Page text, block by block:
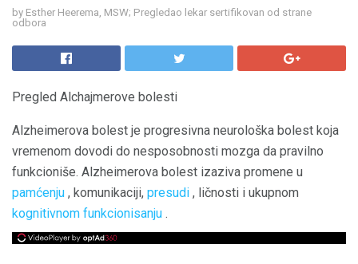
by Esther Heerema, MSW; Pregledao lekar sertifikovan od strane
odbora
Pregled Alchajmerove bolesti
Alzheimerova bolest je progresivna neurološka bolest koja
vremenom dovodi do nesposobnosti mozga da pravilno
funkcioniše. Alzheimerova bolest izaziva promene u
pamćenju , komunikaciji, presudi , ličnosti i ukupnom
kognitivnom funkcionisanju .